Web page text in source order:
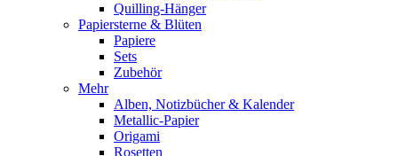
Quilling-Hänger
Papiersterne & Blüten
Papiere
Sets
Zubehör
Mehr
Alben, Notizbücher & Kalender
Metallic-Papier
Origami
Rosetten